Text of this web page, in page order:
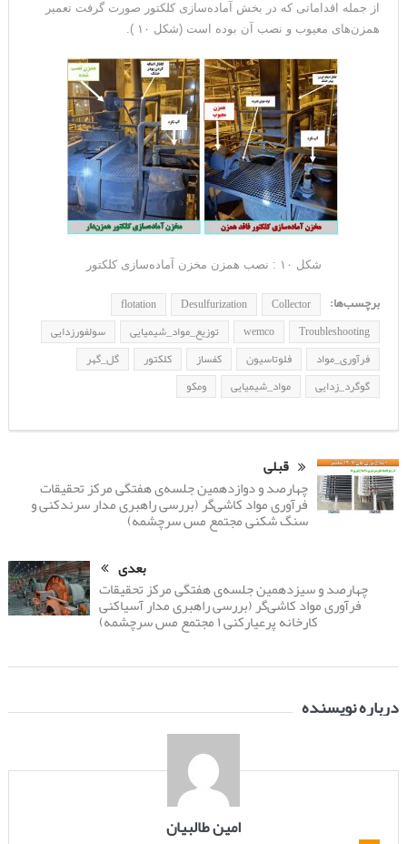
از جمله اقداماتی که در بخش آماده‌سازی کلکتور صورت گرفت تعمیر
همزن‌های معیوب و نصب آن بوده است (شکل ۱۰ ).
شکل ۱۰ : نصب همزن مخزن آماده‌سازی کلکتور
برچسب‌ها: Collector
Desulfurization
flotation
Troubleshooting
wemco توزیع_مواد_شیمیایی
سولفورزدایی
فرآوری_مواد
فلوتاسیون کفساز کلکتور
گل_گهر
گوگرد_زدایی
مواد_شیمیایی ومکو
قبلی
چهارصد و دوازدهمین جلسه‌ی هفتگی مرکز تحقیقات
فرآوری مواد کاشی‌گر (بررسی راهبری مدار سرندکنی و
سنگ شکنی مجتمع مس سرچشمه)
بعدی
چهارصد و سیزدهمین جلسه‌ی هفتگی مرکز تحقیقات
فرآوری مواد کاشی‌گر (بررسی راهبری مدار آسیاکنی
کارخانه پرعیارکنی ۱ مجتمع مس سرچشمه)
درباره نویسنده
امین طالبیان